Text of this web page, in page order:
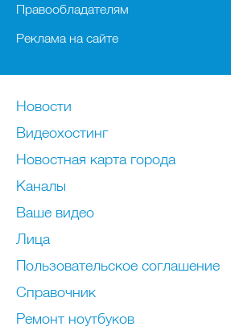
Правообладателям
Реклама на сайте
Новости
Видеохостинг
Новостная карта города
Каналы
Ваше видео
Лица
Пользовательское соглашение
Справочник
Ремонт нoутбуков